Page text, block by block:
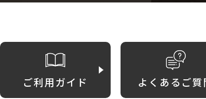
ご利用ガイド よくあるご質